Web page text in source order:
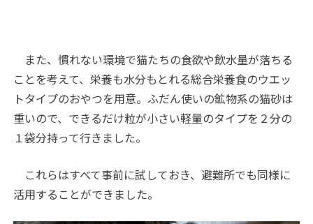
また、慣れない環境で猫たちの食欲や飲水量が落ちる
ことを考えて、栄養も水分もとれる総合栄養食のウエッ
トタイプのおやつを用意。ふだん使いの鉱物系の猫砂は
重いので、できるだけ粒が小さい軽量のタイプを２分の
１袋分持って行きました。
これらはすべて事前に試しておき、避難所でも同様に
活用することができました。